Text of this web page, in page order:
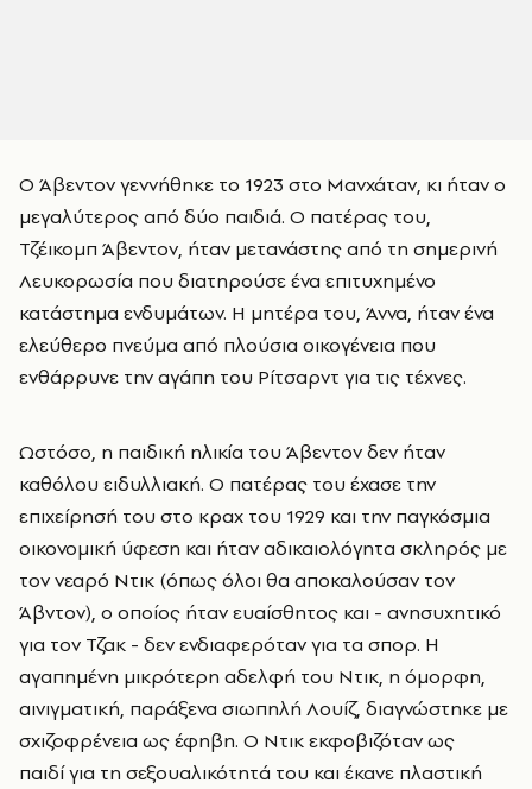
Ο Άβεντον γεννήθηκε το 1923 στο Μανχάταν, κι ήταν ο
μεγαλύτερος από δύο παιδιά. Ο πατέρας του,
Τζέικομπ Άβεντον, ήταν μετανάστης από τη σημερινή
Λευκορωσία που διατηρούσε ένα επιτυχημένο
κατάστημα ενδυμάτων. Η μητέρα του, Άννα, ήταν ένα
ελεύθερο πνεύμα από πλούσια οικογένεια που
ενθάρρυνε την αγάπη του Ρίτσαρντ για τις τέχνες.
Ωστόσο, η παιδική ηλικία του Άβεντον δεν ήταν
καθόλου ειδυλλιακή. Ο πατέρας του έχασε την
επιχείρησή του στο κραχ του 1929 και την παγκόσμια
οικονομική ύφεση και ήταν αδικαιολόγητα σκληρός με
τον νεαρό Ντικ (όπως όλοι θα αποκαλούσαν τον
Άβντον), ο οποίος ήταν ευαίσθητος και - ανησυχητικό
για τον Τζακ - δεν ενδιαφερόταν για τα σπορ. Η
αγαπημένη μικρότερη αδελφή του Ντικ, η όμορφη,
αινιγματική, παράξενα σιωπηλή Λουίζ, διαγνώστηκε με
σχιζοφρένεια ως έφηβη. Ο Ντικ εκφοβιζόταν ως
παιδί για τη σεξουαλικότητά του και έκανε πλαστική